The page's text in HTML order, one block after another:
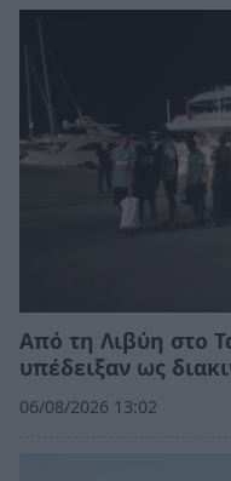
Από τη Λιβύη στο
υπέδειξαν ως
06/08/2026 13:02